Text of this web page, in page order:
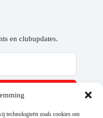
technologieën zoals cookies om
en clubupdates.